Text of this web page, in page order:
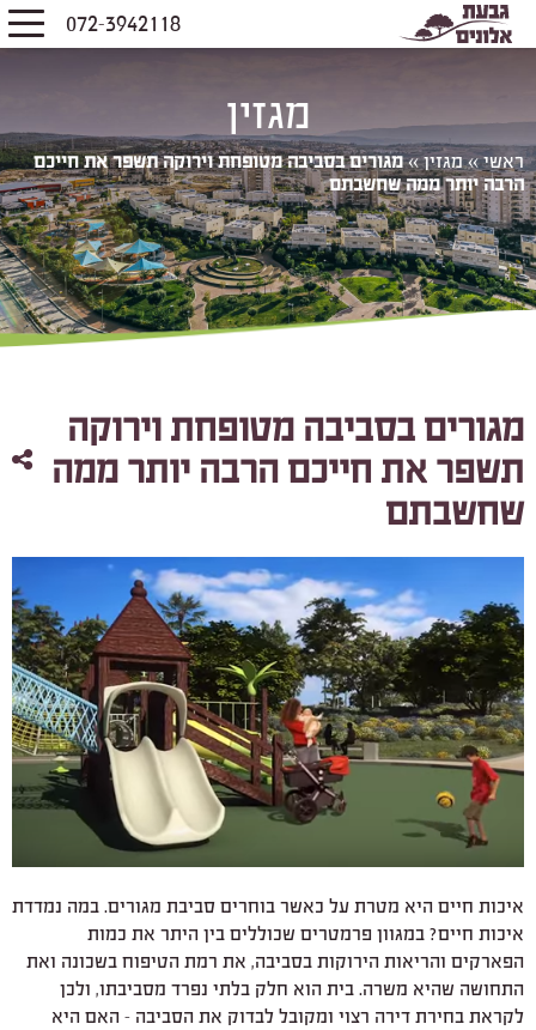
072-3942118
מגזין
ראשי»מגזין»מגורים בסביבה מטופחת וירוקה תשפר את חייכם
הרבה יותר ממה שחשבתם
מגורים בסביבה מטופחת וירוקה
תשפר את חייכם הרבה יותר ממה
שחשבתם
איכות חיים היא מטרת על כאשר בוחרים סביבת מגורים. במה נמדדת
איכות חיים? במגוון פרמטרים שכוללים בין היתר את כמות
הפארקים והריאות הירוקות בסביבה, את רמת הטיפוח בשכונה ואת
התחושה שהיא משרה. בית הוא חלק בלתי נפרד מסביבתו, ולכן
לקראת בחירת דירה רצוי ומקובל לבדוק את הסביבה – האם היא